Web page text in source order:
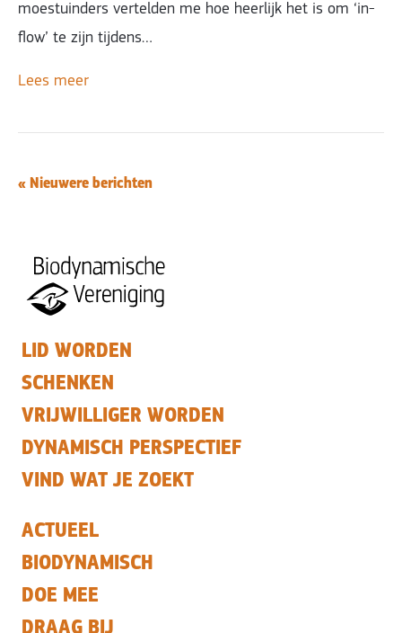
moestuinders vertelden me hoe heerlijk het is om ‘in-
flow’ te zijn tijdens…
Lees meer
« Nieuwere berichten
LID WORDEN
SCHENKEN
VRIJWILLIGER WORDEN
DYNAMISCH PERSPECTIEF
VIND WAT JE ZOEKT
ACTUEEL
BIODYNAMISCH
DOE MEE
DRAAG BIJ